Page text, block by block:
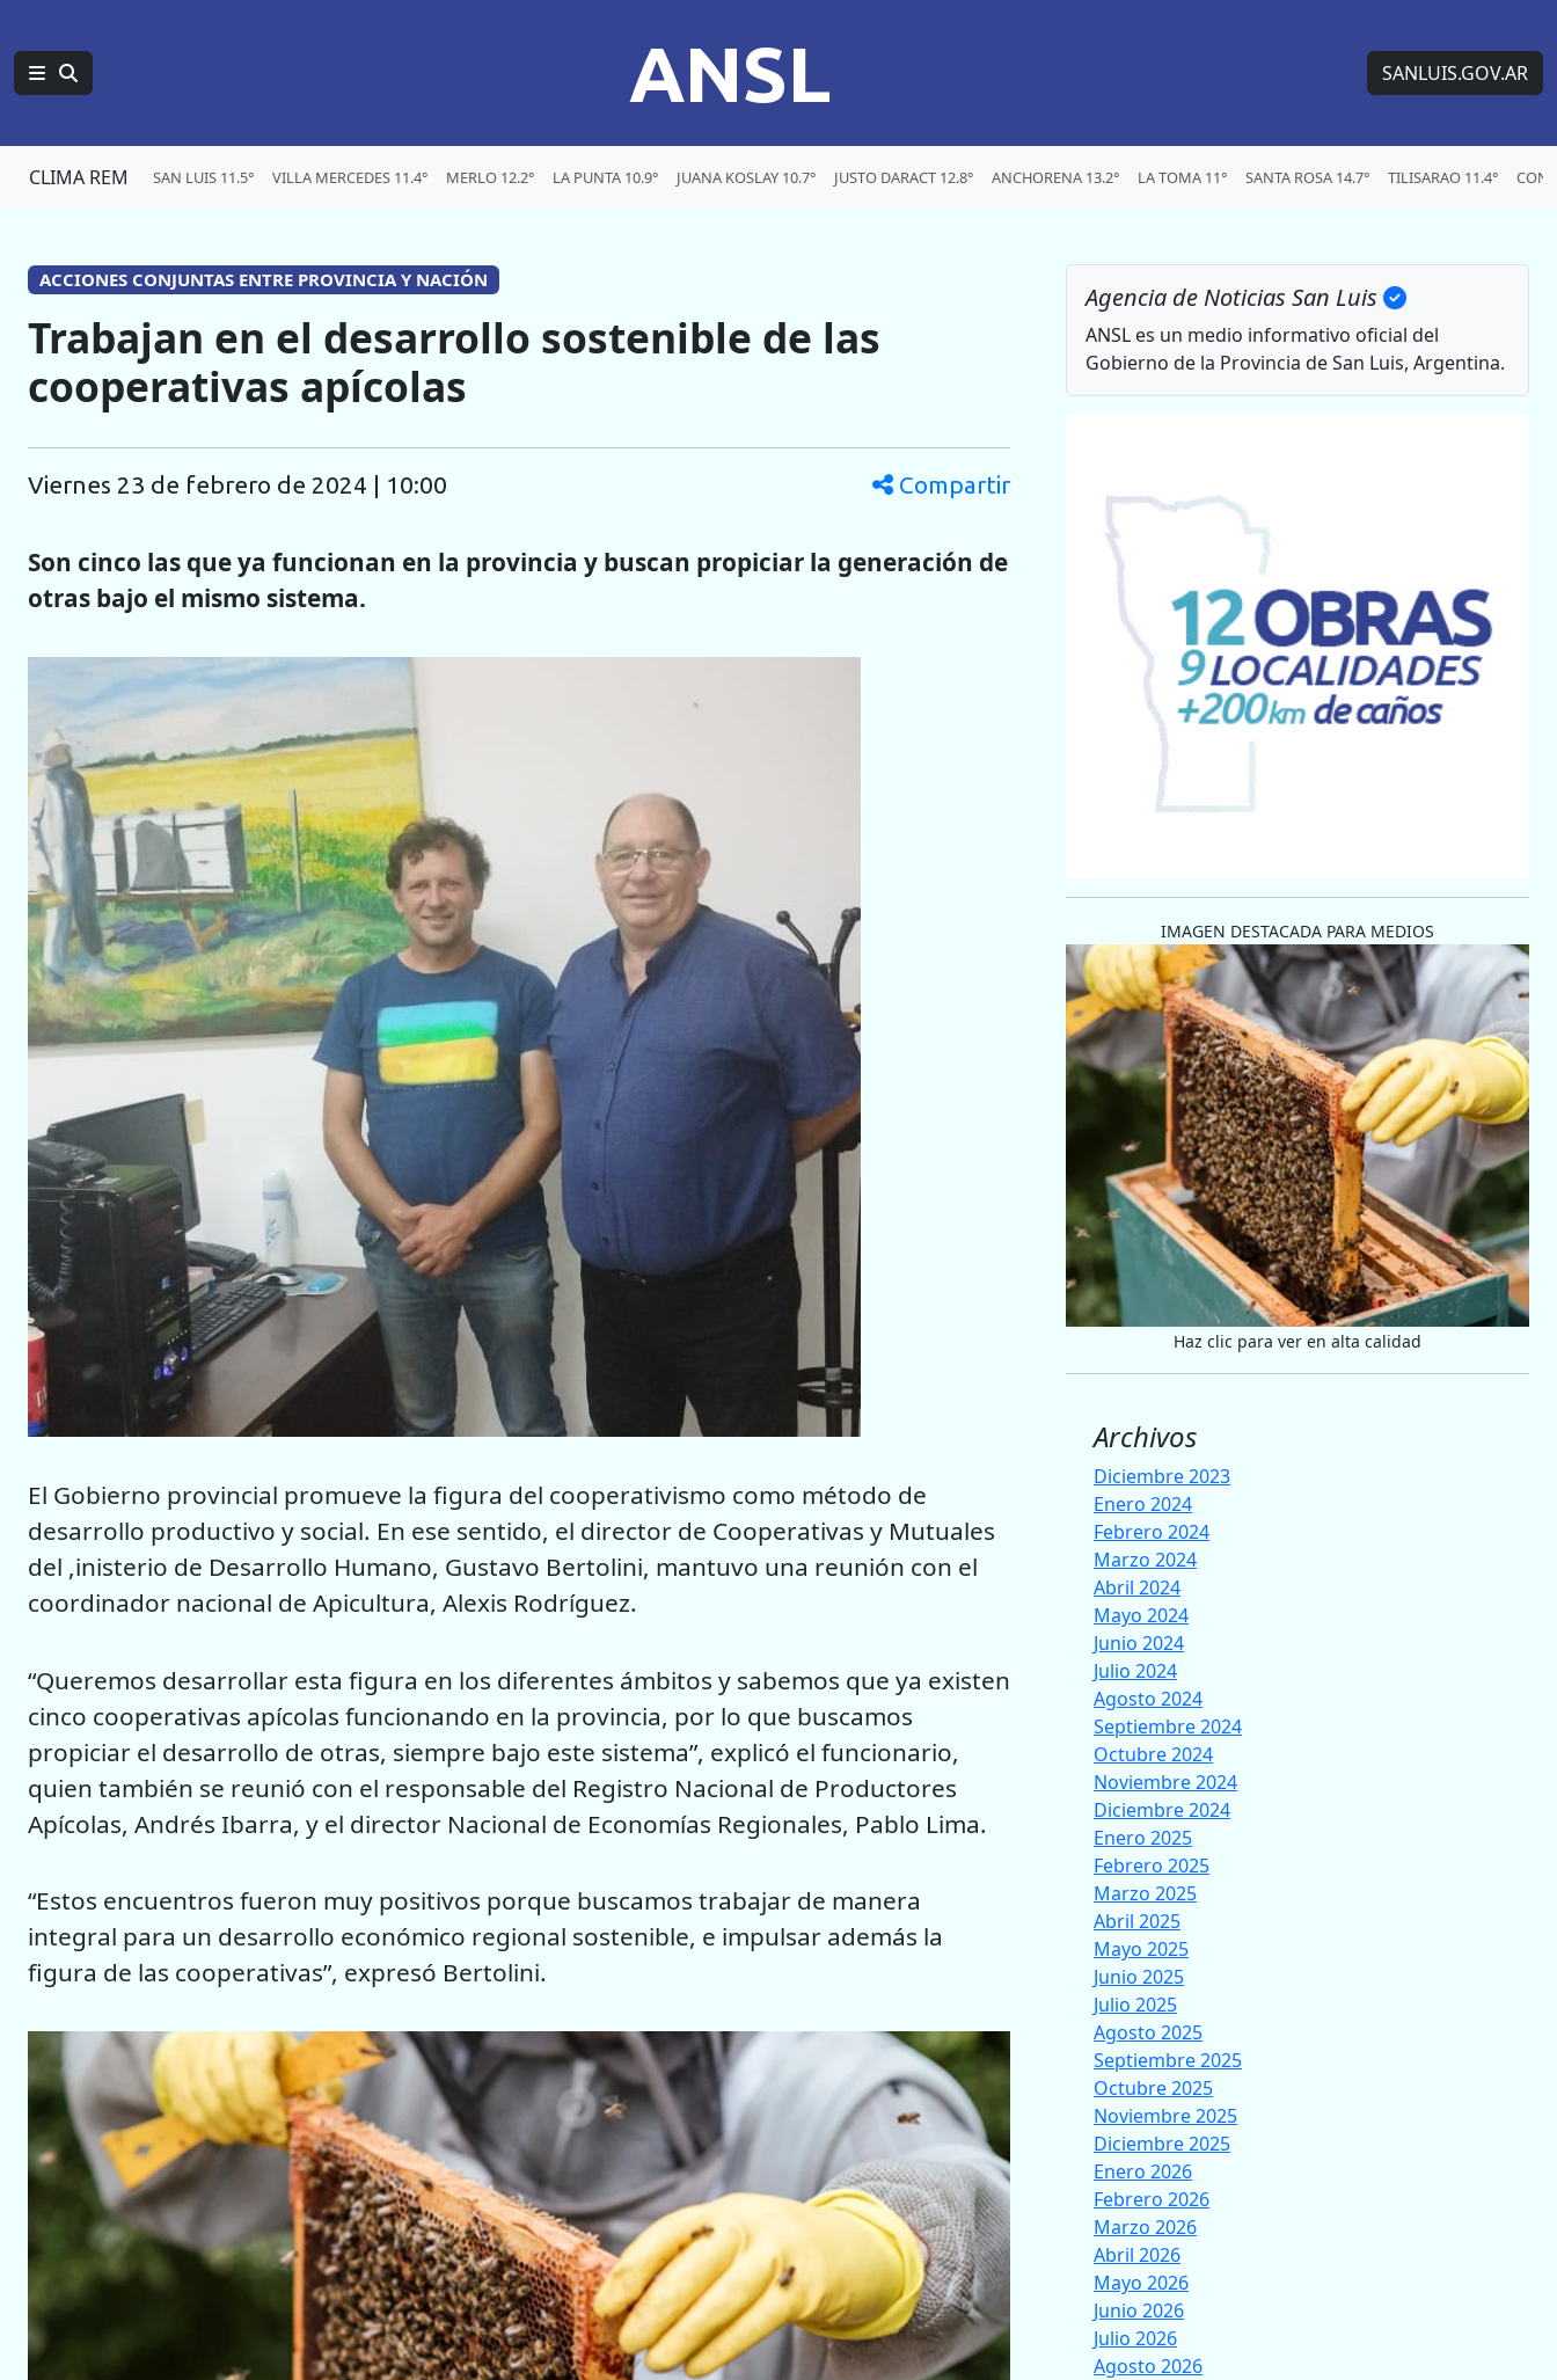
ANSL SANLUIS.GOV.AR
CLIMA REM SAN LUIS 11.5° VILLA MERCEDES 11.4° MERLO 12.2° LA PUNTA 10.9° JUANA KOSLAY 10.7° JUSTO DARACT 12.8° ANCHORENA 13.2° LA TOMA 11° SANTA ROSA 14.7° TILISARAO 11.4°
ACCIONES CONJUNTAS ENTRE PROVINCIA Y NACIÓN
Trabajan en el desarrollo sostenible de las
cooperativas apícolas
viernes 23 de febrero de 2024 | 10:00 Compartir
Son cinco las que ya funcionan en la provincia y buscan propiciar la generación de
otras bajo el mismo sistema.
El Gobierno provincial promueve la figura del cooperativismo como método de
desarrollo productivo y social. En ese sentido, el director de Cooperativas y Mutuales
del ,inisterio de Desarrollo Humano, Gustavo Bertolini, mantuvo una reunión con el
coordinador nacional de Apicultura, Alexis Rodríguez.
“Queremos desarrollar esta figura en los diferentes ámbitos y sabemos que ya existen
cinco cooperativas apícolas funcionando en la provincia, por lo que buscamos
propiciar el desarrollo de otras, siempre bajo este sistema”, explicó el funcionario,
quien también se reunió con el responsable del Registro Nacional de Productores
Apícolas, Andrés Ibarra, y el director Nacional de Economías Regionales, Pablo Lima.
“Estos encuentros fueron muy positivos porque buscamos trabajar de manera
integral para un desarrollo económico regional sostenible, e impulsar además la
figura de las cooperativas”, expresó Bertolini.
Agencia de Noticias San Luis
ANSL es un medio informativo oficial del
Gobierno de la Provincia de San Luis, Argentina.
IMAGEN DESTACADA PARA MEDIOS
Haz clic para ver en alta calidad
Archivos
Diciembre 2023
Enero 2024
Febrero 2024
Marzo 2024
Abril 2024
Mayo 2024
Junio 2024
Julio 2024
Agosto 2024
Septiembre 2024
Octubre 2024
Noviembre 2024
Diciembre 2024
Enero 2025
Febrero 2025
Marzo 2025
Abril 2025
Mayo 2025
Junio 2025
Julio 2025
Agosto 2025
Septiembre 2025
Octubre 2025
Noviembre 2025
Diciembre 2025
Enero 2026
Febrero 2026
Marzo 2026
Abril 2026
Mayo 2026
Junio 2026
Julio 2026
Agosto 2026